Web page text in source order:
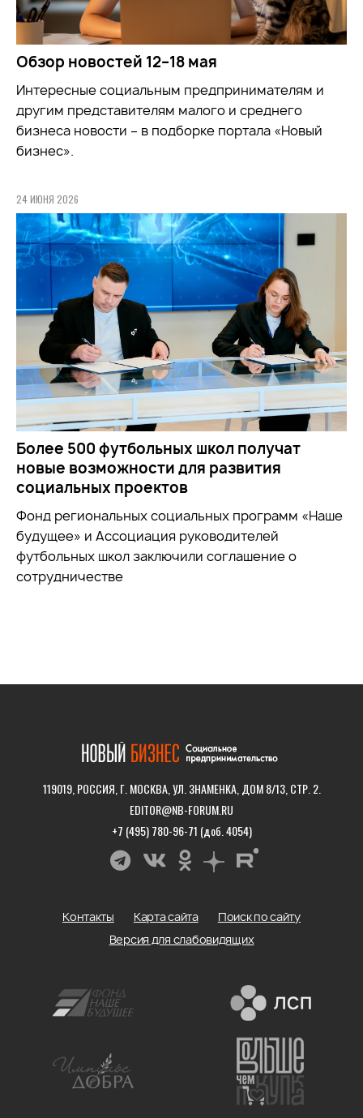
Обзор новостей 12–18 мая
Интересные социальным предпринимателям и
другим представителям малого и среднего
бизнеса новости – в подборке портала «Новый
бизнес».
24 ИЮНЯ 2026
Более 500 футбольных школ получат
новые возможности для развития
социальных проектов
Фонд региональных социальных программ «Наше
будущее» и Ассоциация руководителей
футбольных школ заключили соглашение о
сотрудничестве
119019, РОССИЯ, Г. МОСКВА, УЛ. ЗНАМЕНКА, ДОМ 8/13, СТР. 2.
EDITOR@NB-FORUM.RU
+7 (495) 780-96-71 (доб. 4054)
Контакты Карта сайта
Поиск по сайту
Версия для слабовидящих